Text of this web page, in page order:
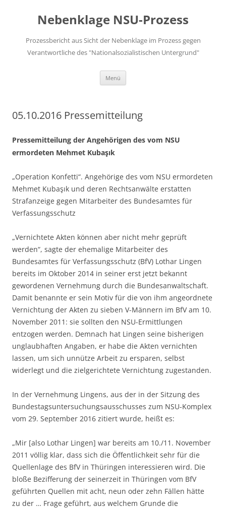
springenNebenklage NSU-Prozess
Prozessbericht aus Sicht der Nebenklage im Prozess gegen
Verantwortliche des "Nationalsozialistischen Untergrund"
Menü
05.10.2016 Pressemitteilung
Pressemitteilung der Angehörigen des vom NSU
ermordeten Mehmet Kubaşık
„Operation Konfetti“. Angehörige des vom NSU ermordeten
Mehmet Kubaşık und deren Rechtsanwälte erstatten
Strafanzeige gegen Mitarbeiter des Bundesamtes für
Verfassungsschutz
„Vernichtete Akten können aber nicht mehr geprüft
werden“, sagte der ehemalige Mitarbeiter des
Bundesamtes für Verfassungsschutz (BfV) Lothar Lingen
bereits im Oktober 2014 in seiner erst jetzt bekannt
gewordenen Vernehmung durch die Bundesanwaltschaft.
Damit benannte er sein Motiv für die von ihm angeordnete
Vernichtung der Akten zu sieben V-Männern im BfV am 10.
November 2011: sie sollten den NSU-Ermittlungen
entzogen werden. Demnach hat Lingen seine bisherigen
unglaubhaften Angaben, er habe die Akten vernichten
lassen, um sich unnütze Arbeit zu ersparen, selbst
widerlegt und die zielgerichtete Vernichtung zugestanden.
In der Vernehmung Lingens, aus der in der Sitzung des
Bundestagsuntersuchungsausschusses zum NSU-Komplex
vom 29. September 2016 zitiert wurde, heißt es:
„Mir [also Lothar Lingen] war bereits am 10./11. November
2011 völlig klar, dass sich die Öffentlichkeit sehr für die
Quellenlage des BfV in Thüringen interessieren wird. Die
bloße Bezifferung der seinerzeit in Thüringen vom BfV
geführten Quellen mit acht, neun oder zehn Fällen hätte
zu der … Frage geführt, aus welchem Grunde die